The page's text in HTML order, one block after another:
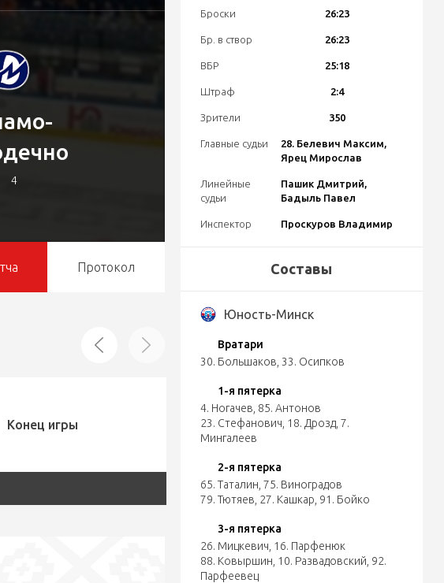
4
Протокол
Конец игры
Броски 26:23
Бр. в створ 26:23
ВБР 25:18
Штраф 2:4
Зрители 350
Главные судьи
28. Белевич Максим,
Ярец Мирослав
Линейные
судьи
Пашик Дмитрий,
Бадыль Павел
Инспектор Проскуров Владимир
Составы
Юность-Минск
Вратари
30. Большаков 33. Осипков
1-я пятерка
4. Ногачев 85. Антонов
23. Стефанович 18. Дрозд, 7.
Мингалеев
2-я пятерка
65. Таталин 75. Виноградов
79. Тютяев 27. Кашкар 91. Бойко
3-я пятерка
26. Мицкевич 16. Парфенюк
88. Ковыршин 10. Развадовский 92.
Парфеевец